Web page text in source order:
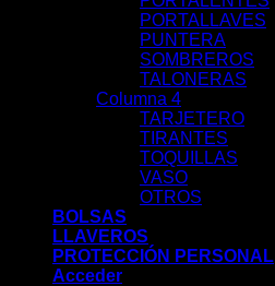
PORTALLAVES
PUNTERA
SOMBREROS
TALONERAS
Columna 4
TARJETERO
TIRANTES
TOQUILLAS
VASO
OTROS
BOLSAS
LLAVEROS
PROTECCIÓN PERSONAL
Acceder